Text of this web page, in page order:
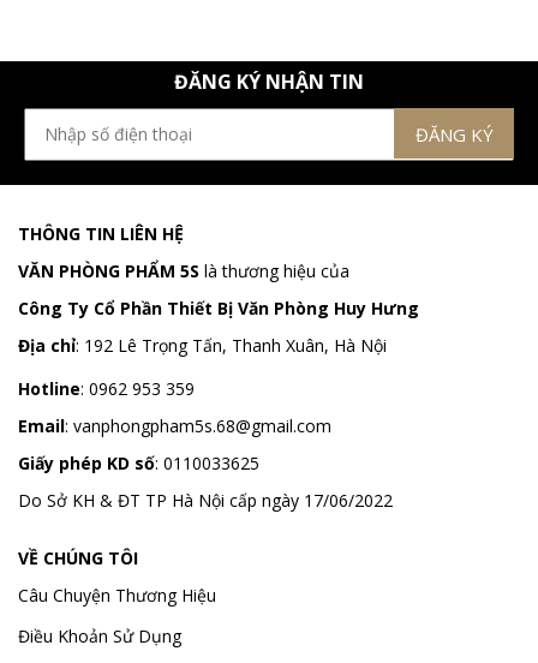
ĐĂNG KÝ NHẬN TIN
THÔNG TIN LIÊN HỆ
VĂN PHÒNG PHẨM 5S là thương hiệu của
Công Ty Cổ Phần Thiết Bị Văn Phòng Huy Hưng
Địa chỉ: 192 Lê Trọng Tấn, Thanh Xuân, Hà Nội
Hotline: 0962 953 359
Email: vanphongpham5s.68@gmail.com
Giấy phép KD số: 0110033625
Do Sở KH & ĐT TP Hà Nội cấp ngày 17/06/2022
VỀ CHÚNG TÔI
Câu Chuyện Thương Hiệu
Điều Khoản Sử Dụng